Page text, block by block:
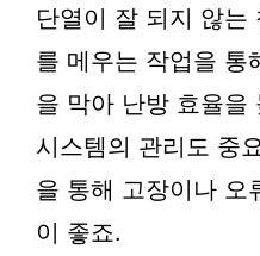
단열이 잘 되지 않는
를 메우는 작업을 통
을 막아 난방 효율을
시스템의 관리도 중
을 통해 고장이나 오
이 좋죠.